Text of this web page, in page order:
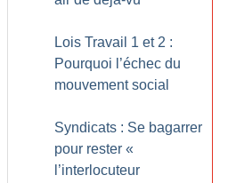
Lois Travail 1 et 2 :
Pourquoi l’échec du
mouvement social
Syndicats : Se bagarrer
pour rester «
l’interlocuteur